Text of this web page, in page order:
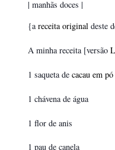
| manhãs doces |
{areceita original deste
A minha receita [versão
1 saqueta de cacau em
1 chávena de água
1 flor de anis
1 pau de canela